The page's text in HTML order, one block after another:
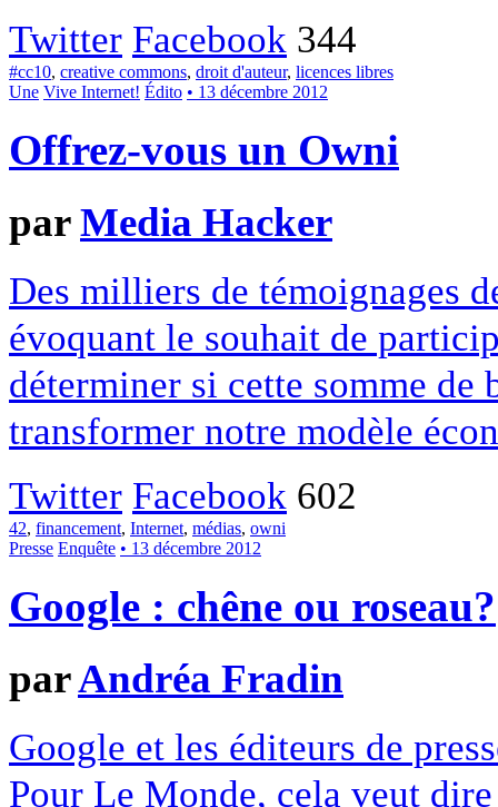
Twitter Facebook 344
#cc10, creative commons, droit d'auteur, licences libres
Une Vive Internet! Édito • 13 décembre 2012
Offrez-vous un Owni
parMedia Hacker
Des milliers de témoignages
évoquant le souhait de
déterminer si cette somme
transformer notre modèle
Twitter Facebook 602
42, financement, Internet, médias, owni
Presse Enquête • 13 décembre 2012
Google : chêne ou roseau?
parAndréa Fradin
Google et les éditeurs de
Pour Le Monde, cela veut